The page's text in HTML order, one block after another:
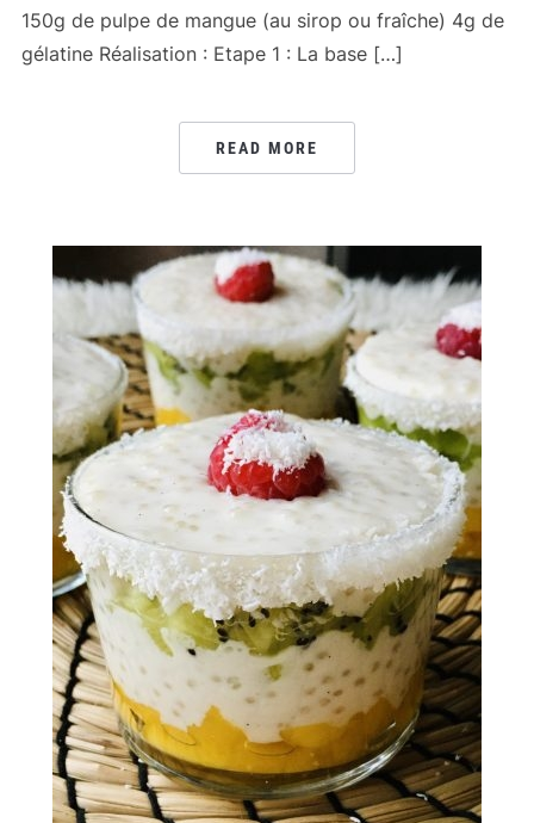
150g de pulpe de mangue (au sirop ou fraîche) 4g de
gélatine Réalisation : Etape 1 : La base […]
READ MORE